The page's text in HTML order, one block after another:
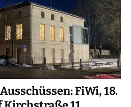
FiWi, 18.